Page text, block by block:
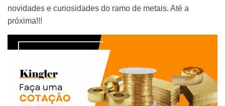
novidades e curiosidades do ramo de metais. Até a
próxima!!!